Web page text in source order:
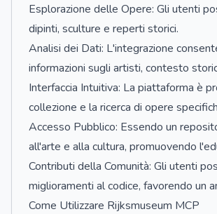
Esplorazione delle Opere: Gli utenti
dipinti, sculture e reperti storici.
Analisi dei Dati: L'integrazione
informazioni sugli artisti, contesto
Interfaccia Intuitiva: La piattaforma è
collezione e la ricerca di opere
Accesso Pubblico: Essendo un
all'arte e alla cultura, promuovendo
Contributi della Comunità: Gli utenti
miglioramenti al codice, favorendo un
Come Utilizzare Rijksmuseum MCP